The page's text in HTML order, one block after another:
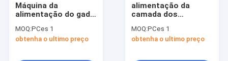
Máquina da
alimentação do gado
de Ring Die Pellet
Machine Chicken da
MOQ:PCes 1
obtenha o ultimo preço
alimentação da
camada dos
4mm de 20t/H Ring
Die Pellet Machine
MOQ:PCes 1
obtenha o ultimo preço